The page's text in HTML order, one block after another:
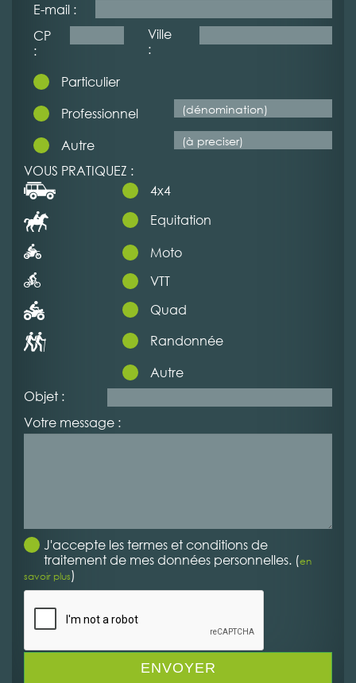
E-mail :
CP
:
Ville
:
Particulier
Professionnel
Autre
VOUS PRATIQUEZ :
4x4
Equitation
Moto
VTT
Quad
Randonnée
Autre
Objet :
Votre message :
J'accepte les termes et conditions de
traitement de mes données personnelles. (en
savoir plus)